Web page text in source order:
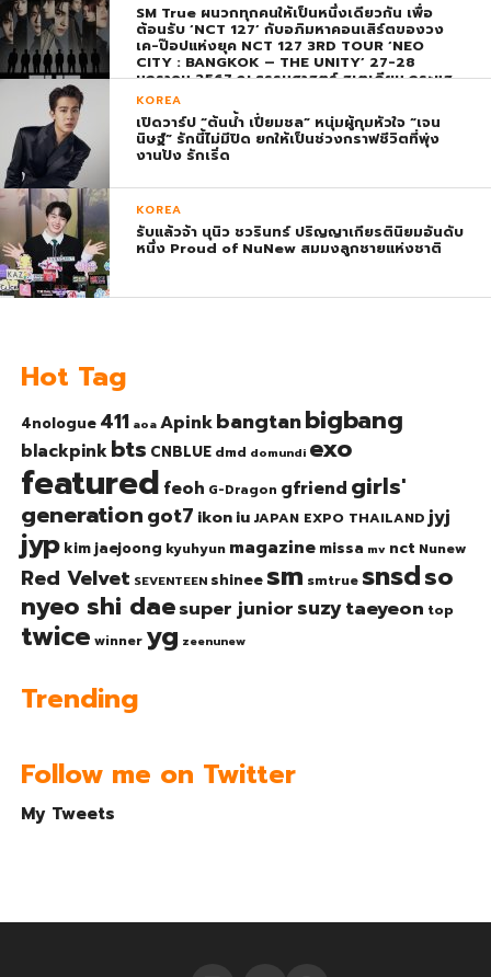
SM True ผนวกทุกคนให้เป็นหนึ่งเดียวกัน เพื่อ
ต้อนรับ ‘NCT 127’ กับอภิมหาคอนเสิร์ตของวง
เค-ป๊อปแห่งยุค NCT 127 3RD TOUR ‘NEO
CITY : BANGKOK – THE UNITY’ 27-28
มกราคม 2567 ณ ธรรมศาสตร์ สเตเดียม กระแส
ตอบรับยิ่งใหญ่สมการรอคอย บัตร SOLD OUT
ทุกที่นั่งทันทีที่เปิดจำหน่าย !
KOREA
เปิดวาร์ป “ต้นน้ำ เปี่ยมชล” หนุ่มผู้กุมหัวใจ “เจน
นิษฐ์” รักนี้ไม่มีปิด ยกให้เป็นช่วงกราฟชีวิตที่พุ่ง
งานปัง รักเริ่ด
KOREA
รับแล้วจ้า นุนิว ชวรินทร์ ปริญญาเกียรตินิยมอันดับ
หนึ่ง Proud of NuNew สมมงลูกชายแห่งชาติ
Hot Tag
4nologue 411 aoa Apinkbangtanbigbang
blackpinkbts CNBLUE dmd domundi exo
featured feoh G-Dragon gfriend girls'
generationgot7 ikoniu JAPAN EXPO THAILAND jyj
jyp kim jaejoong kyuhyun magazine missa mv nct Nunew
Red Velvet SEVENTEEN shinee sm smtrue snsdso
nyeo shi daesuper junior suzytaeyeon top
twice winner yg zeenunew
Trending
Follow me on Twitter
My Tweets